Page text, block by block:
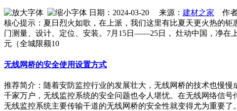
日期：2024-03-20 来源： 建材之家 作者
核心提示：夏日烈火如歌，在上派，我们这里有比夏天更火热的
门测量、设计、定位、安装。7月15日——25日， 灶动中国，净在
元（全城限额10
无线网桥的安全使用设置方式
推荐简介：随着安防监控行业的发展壮大，无线网桥的技术也慢
千家万户，无线监控系统的安全问题也令人堪忧。在无线网络信
无线监控系统主要传输干道的无线网桥的安全性就变得尤为重要了